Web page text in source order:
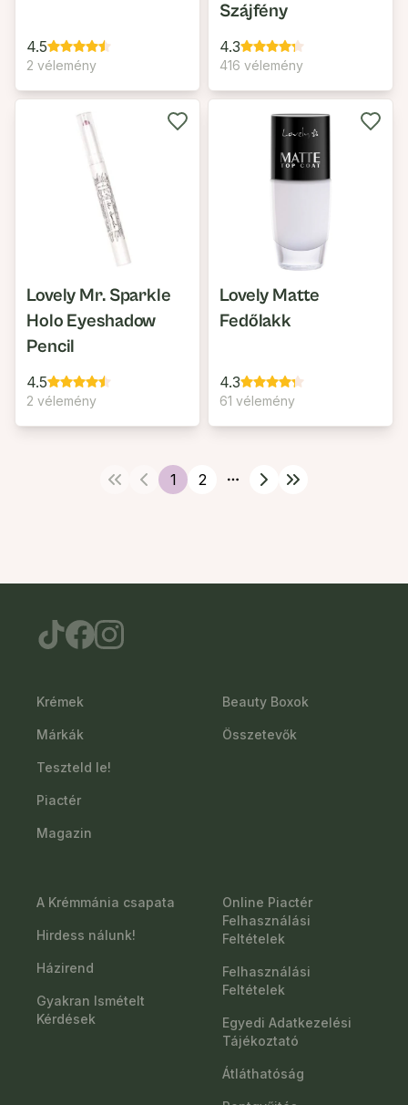
4.5
2 vélemény
Szájfény
4.3
416 vélemény
Lovely Mr. Sparkle
Holo Eyeshadow
Pencil
4.5
2 vélemény
Lovely Matte
Fedőlakk
4.3
61 vélemény
1 2
More pages
Krémek
Márkák
Teszteld le!
Piactér
Magazin
Beauty Boxok
Összetevők
A Krémmánia csapata
Hirdess nálunk!
Házirend
Gyakran Ismételt
Kérdések
Online Piactér
Felhasználási
Feltételek
Felhasználási
Feltételek
Egyedi Adatkezelési
Tájékoztató
Átláthatóság